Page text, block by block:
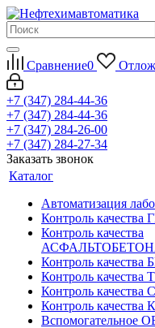
Сравнение0
+7 (347) 284-44-36
+7 (347) 284-44-36
+7 (347) 284-26-00
+7 (347) 284-27-34
Заказать звонок
Каталог
Автоматизация
Контроль
Контроль качества
Контроль
Контроль
Контроль
Контроль